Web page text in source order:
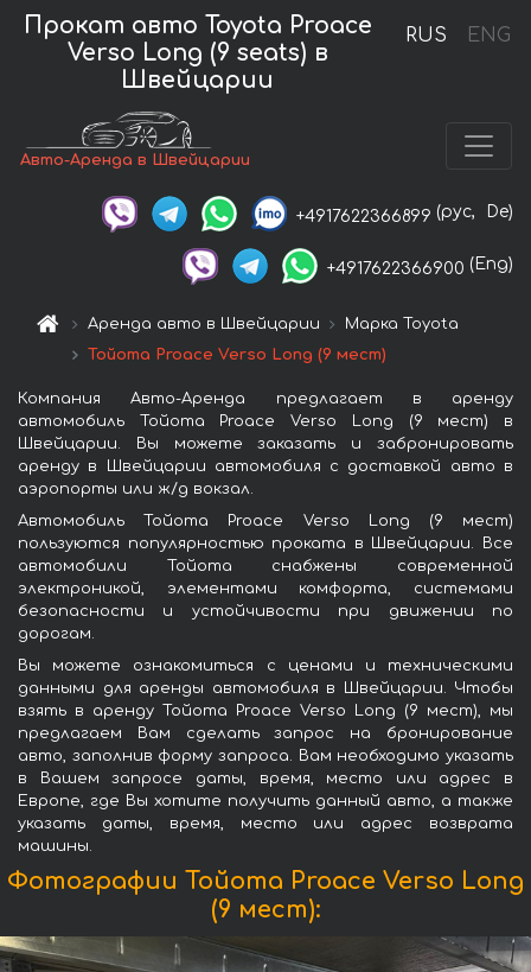
RUS ENG
Прокат авто Toyota Proace
Verso Long (9 seats) в
Швейцарии
Авто-Аренда в Швейцарии
+4917622366899 (рус, De)
+4917622366900 (Eng)
Аренда авто в Швейцарии
Марка Toyota
Тойота Proace Verso Long (9 мест)
Компания Авто-Аренда предлагает в аренду
автомобиль Тойота Proace Verso Long (9 мест) в
Швейцарии. Вы можете заказать и забронировать
аренду в Швейцарии автомобиля с доставкой авто в
аэропорты или ж/д вокзал.
Автомобиль Тойота Proace Verso Long (9 мест)
пользуются популярностью проката в Швейцарии. Все
автомобили Тойота снабжены современной
электроникой, элементами комфорта, системами
безопасности и устойчивости при движении по
дорогам.
Вы можете ознакомиться с ценами и техническими
данными для аренды автомобиля в Швейцарии. Чтобы
взять в аренду Тойота Proace Verso Long (9 мест), мы
предлагаем Вам сделать запрос на бронирование
авто, заполнив форму запроса. Вам необходимо указать
в Вашем запросе даты, время, место или адрес в
Европе, где Вы хотите получить данный авто, а также
указать даты, время, место или адрес возврата
машины.
Фотографии Тойота Proace Verso Long
(9 мест):